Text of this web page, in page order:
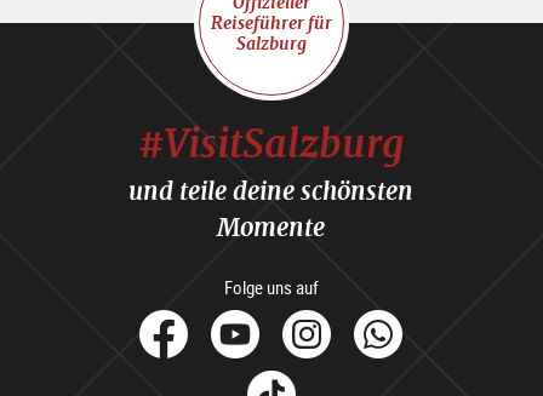
Reiseführer für
Salzburg
#VisitSalzburg
und teile deine schönsten
Momente
Folge uns auf
facebook
YoutubeInstagram